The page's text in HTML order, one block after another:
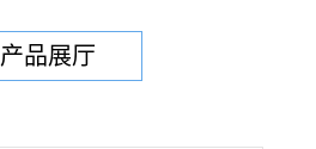
产品展厅